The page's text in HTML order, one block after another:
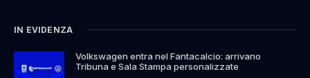
IN EVIDENZA
Volkswagen entra nel Fantacalcio: arrivano
Tribuna e Sala Stampa personalizzate